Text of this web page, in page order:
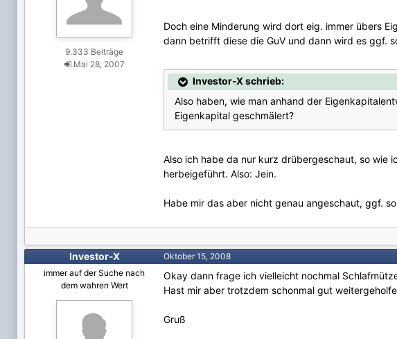
9.333 Beiträge
Mai 28, 2007
Doch eine Minderung wird dort eig. immer übers
dann betrifft diese die GuV und dann wird es ggf.
Investor-X schrieb:
Also haben, wie man anhand der
Eigenkapital geschmälert?
Also ich habe da nur kurz drübergeschaut, so wie
herbeigeführt. Also: Jein.
Habe mir das aber nicht genau angeschaut, ggf.
Investor-X
immer auf der Suche nach
dem wahren Wert
Oktober 15, 2008
Okay dann frage ich vielleicht nochmal
Hast mir aber trotzdem schonmal gut
Gruß